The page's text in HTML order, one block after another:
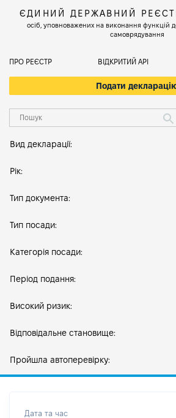
ЄДИНИЙ ДЕРЖАВНИЙ
осіб, уповноважених на виконання функцій
самоврядування
ПРО РЕЄСТР ВІДКРИТИЙ АРІ
Подати
Вид декларації:
Рік:
Тип документа:
Тип посади:
Категорія посади:
Період подання:
Високий ризик:
Відповідальне становище:
Пройшла автоперевірку:
Дата та час